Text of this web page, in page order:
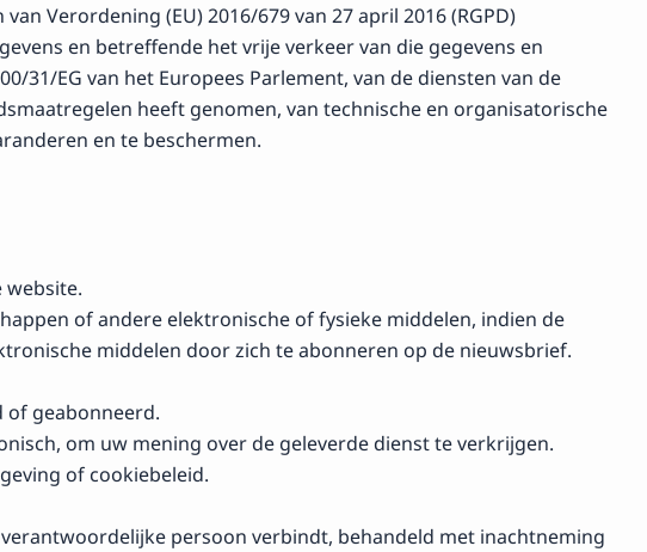
Verordening (EU) 2016/679 van 27 april 2016 (RGPD)
en betreffende het vrije verkeer van die gegevens en
31/EG van het Europees Parlement, van de diensten van de
heeft genomen, van technische en organisatorische
en te beschermen.
website.
of andere elektronische of fysieke middelen, indien de
middelen door zich te abonneren op de nieuwsbrief.
of geabonneerd.
om uw mening over de geleverde dienst te verkrijgen.
of cookiebeleid.
persoon verbindt, behandeld met inachtneming